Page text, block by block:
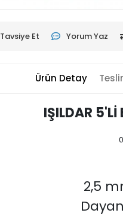
Tavsiye Et Yorum Yaz
Ürün Detay
IŞILDAR
2,5